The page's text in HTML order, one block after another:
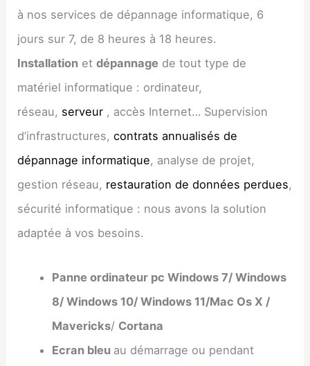
à nos services de dépannage informatique, 6
jours sur 7, de 8 heures à 18 heures.
Installation etdépannage de tout type de
matériel informatique : ordinateur,
réseau, serveur , accès Internet… Supervision
d’infrastructures, contrats annualisés de
dépannage informatique, analyse de projet,
gestion réseau, restauration de données perdues,
sécurité informatique : nous avons la solution
adaptée à vos besoins.
Panne ordinateur pc Windows 7/ Windows
8/ Windows 10/ Windows 11/Mac Os X /
Mavericks/ Cortana
Ecran bleu au démarrage ou pendant